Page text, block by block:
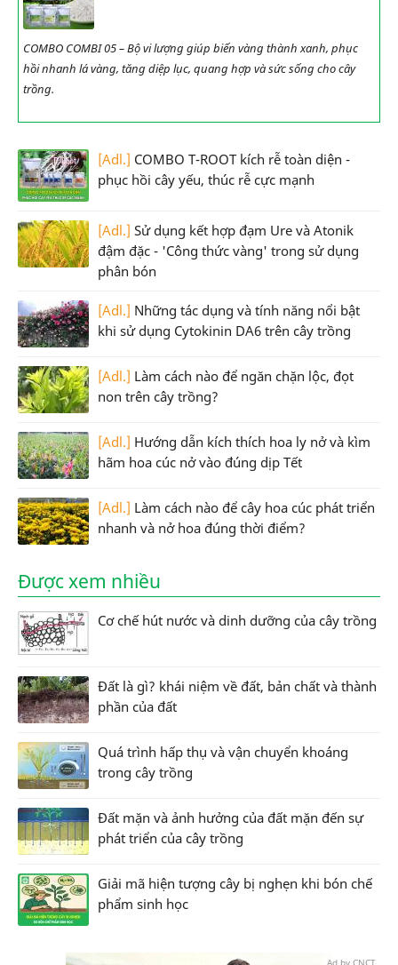
COMBO COMBI 05 – Bộ vi lượng giúp biến vàng thành xanh, phục
hồi nhanh lá vàng, tăng diệp lục, quang hợp và sức sống cho cây
trồng.
[Adl.] COMBO T-ROOT kích rễ toàn diện -
phục hồi cây yếu, thúc rễ cực mạnh
[Adl.] Sử dụng kết hợp đạm Ure và Atonik
đậm đặc - 'Công thức vàng' trong sử dụng
phân bón
[Adl.] Những tác dụng và tính năng nổi bật
khi sử dụng Cytokinin DA6 trên cây trồng
[Adl.] Làm cách nào để ngăn chặn lộc, đọt
non trên cây trồng?
[Adl.] Hướng dẫn kích thích hoa ly nở và kìm
hãm hoa cúc nở vào đúng dịp Tết
[Adl.] Làm cách nào để cây hoa cúc phát triển
nhanh và nở hoa đúng thời điểm?
Được xem nhiều
Cơ chế hút nước và dinh dưỡng của cây trồng
Đất là gì? khái niệm về đất, bản chất và thành
phần của đất
Quá trình hấp thụ và vận chuyển khoáng
trong cây trồng
Đất mặn và ảnh hưởng của đất mặn đến sự
phát triển của cây trồng
Giải mã hiện tượng cây bị nghẹn khi bón chế
phẩm sinh học
Ad by CNCT